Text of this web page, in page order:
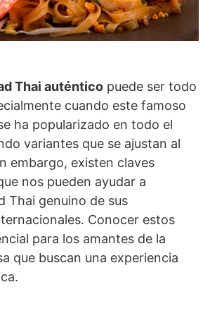
Thai auténtico puede ser todo
cuando este famoso
ha popularizado en todo el
variantes que se ajustan al
embargo, existen claves
nos pueden ayudar a
Thai genuino de sus
Conocer estos
para los amantes de la
que buscan una experiencia